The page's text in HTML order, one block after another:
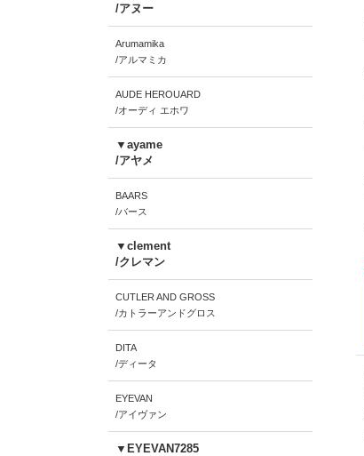
/アヌー
Arumamika
/アルマミカ
AUDE HEROUARD
/オーディ エホワ
▼ayame
/アヤメ
BAARS
/バース
▼clement
/クレマン
CUTLER AND GROSS
/カトラーアンドグロス
DITA
/ディータ
EYEVAN
/アイヴァン
▼EYEVAN7285